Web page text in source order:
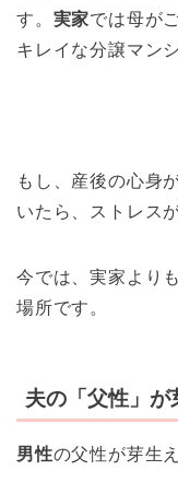
す。 実家では母が
キレイな分譲マン
もし、産後の心身
いたら、ストレス
今では、実家より
場所です。
夫の「父性」
男性の父性が芽生